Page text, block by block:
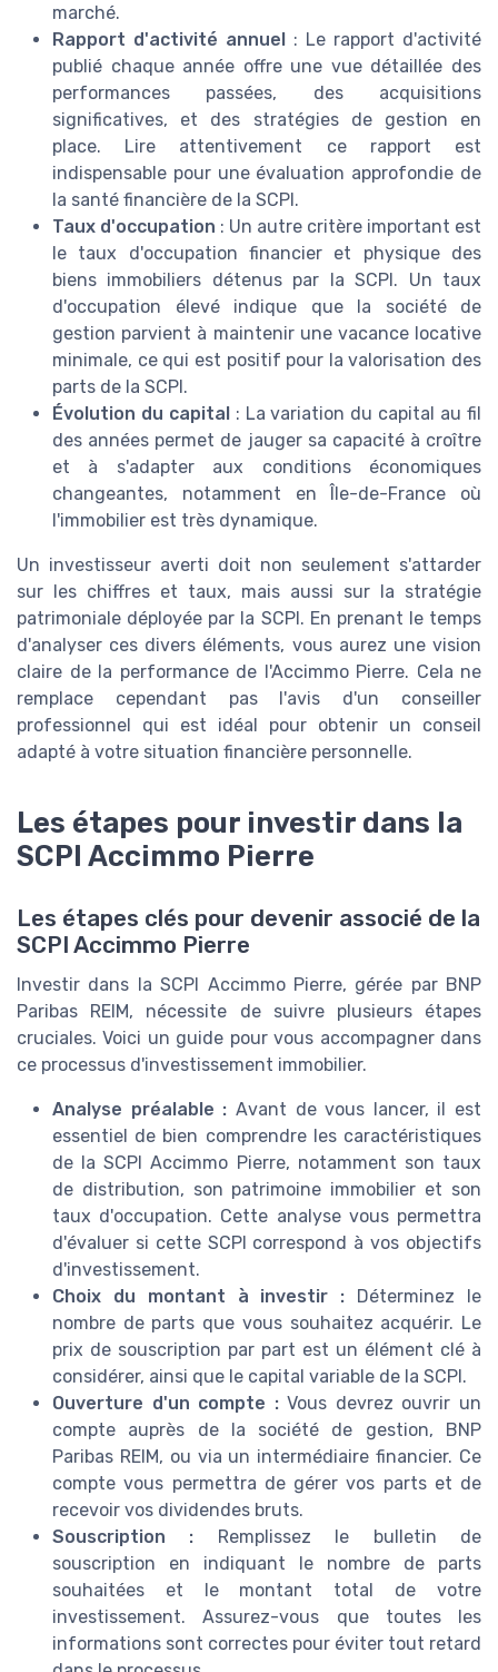
marché.
Rapport d'activité annuel : Le rapport d'activité
publié chaque année offre une vue détaillée des
performances passées, des acquisitions
significatives, et des stratégies de gestion en
place. Lire attentivement ce rapport est
indispensable pour une évaluation approfondie de
la santé financière de la SCPI.
Taux d'occupation : Un autre critère important est
le taux d'occupation financier et physique des
biens immobiliers détenus par la SCPI. Un taux
d'occupation élevé indique que la société de
gestion parvient à maintenir une vacance locative
minimale, ce qui est positif pour la valorisation des
parts de la SCPI.
Évolution du capital: La variation du capital au fil
des années permet de jauger sa capacité à croître
et à s'adapter aux conditions économiques
changeantes, notamment en Île-de-France où
l'immobilier est très dynamique.
Un investisseur averti doit non seulement s'attarder
sur les chiffres et taux, mais aussi sur la stratégie
patrimoniale déployée par la SCPI. En prenant le temps
d'analyser ces divers éléments, vous aurez une vision
claire de la performance de l'Accimmo Pierre. Cela ne
remplace cependant pas l'avis d'un conseiller
professionnel qui est idéal pour obtenir un conseil
adapté à votre situation financière personnelle.
Les étapes pour investir dans la
SCPI Accimmo Pierre
Les étapes clés pour devenir associé de la
SCPI Accimmo Pierre
Investir dans la SCPI Accimmo Pierre, gérée par BNP
Paribas REIM, nécessite de suivre plusieurs étapes
cruciales. Voici un guide pour vous accompagner dans
ce processus d'investissement immobilier.
Analyse préalable : Avant de vous lancer, il est
essentiel de bien comprendre les caractéristiques
de la SCPI Accimmo Pierre, notamment son taux
de distribution, son patrimoine immobilier et son
taux d'occupation. Cette analyse vous permettra
d'évaluer si cette SCPI correspond à vos objectifs
d'investissement.
Choix du montant à investir : Déterminez le
nombre de parts que vous souhaitez acquérir. Le
prix de souscription par part est un élément clé à
considérer, ainsi que le capital variable de la SCPI.
Ouverture d'un compte :Vous devrez ouvrir un
compte auprès de la société de gestion, BNP
Paribas REIM, ou via un intermédiaire financier. Ce
compte vous permettra de gérer vos parts et de
recevoir vos dividendes bruts.
Souscription : Remplissez le bulletin de
souscription en indiquant le nombre de parts
souhaitées et le montant total de votre
investissement. Assurez-vous que toutes les
informations sont correctes pour éviter tout retard